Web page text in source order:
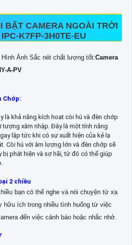
BẬT CAMERA NGOÀI TRỜI
K7FP-3H0TE-EU
Ảnh Sắc nét chất lượng tốt:Camera
A-PV
Chớp:
là khả năng kích hoạt còi hú và đèn chớp
xâm nhập. Đây là một tính năng
lập tức khi có sự xuất hiện của kẻ lạ
Còi hú với âm lượng lớn và đèn chớp sẽ
bị phát hiện và sợ hãi, từ đó có thể giúp
2 chiều
bạn có thể nghe và nói chuyện từ xa
hữu ích trong nhiều tình huống từ việc
đến việc cảnh báo hoặc nhắc nhở.